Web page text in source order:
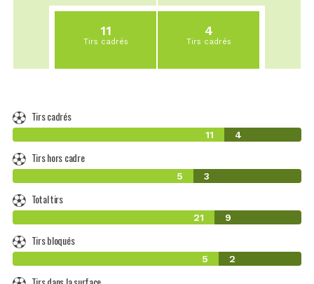
11
Tirs cadrés
4
Tirs cadrés
Tirs cadrés
11 4
Tirs hors cadre
5 3
Total tirs
21 9
Tirs bloqués
5 2